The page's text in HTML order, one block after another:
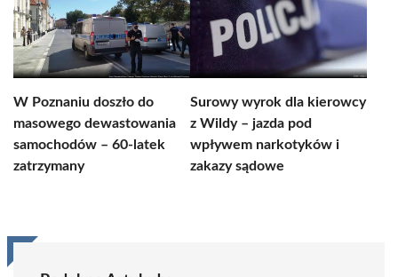
W Poznaniu doszło do
masowego dewastowania
samochodów – 60-latek
zatrzymany
Surowy wyrok dla kierowcy
z Wildy – jazda pod
wpływem narkotyków i
zakazy sądowe